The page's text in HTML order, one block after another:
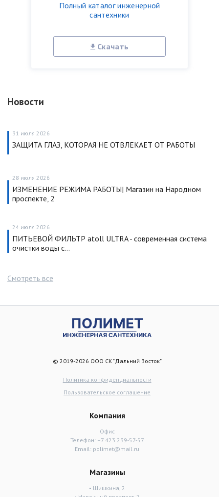
Полный каталог инженерной
сантехники
Скачать
Новости
31 июля 2026
ЗАЩИТА ГЛАЗ, КОТОРАЯ НЕ ОТВЛЕКАЕТ ОТ РАБОТЫ
28 июля 2026
ИЗМЕНЕНИЕ РЕЖИМА РАБОТЫ| Магазин на Народном
проспекте, 2
24 июля 2026
ПИТЬЕВОЙ ФИЛЬТР atoll ULTRA - современная система
очистки воды с…
Смотреть все
© 2019-2026 ООО СК "Дальний Восток"
Политика конфиденциальности
Пользовательское соглашение
Компания
Офис
Телефон: +7 423 239-57-57
Email: polimet@mail.ru
Магазины
• Шишкина, 2